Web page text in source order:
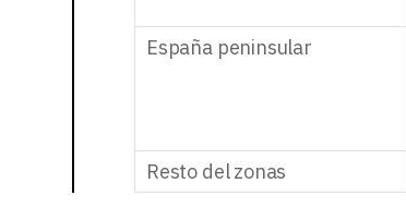
España peninsular
Resto del zonas